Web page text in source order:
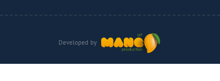
Developed by